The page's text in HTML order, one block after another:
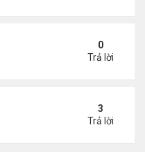
vào diễn đàn
0
Trả lời
3
Trả lời